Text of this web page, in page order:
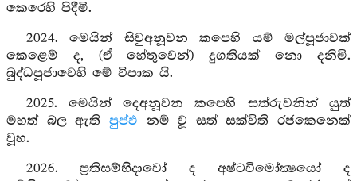
කෙරෙහි පිදීමි.
2024. මෙයින් සිවුඅනූවන කපෙහි යම් මල්පූජාවක්
කෙළෙම් ද, (ඒ හේතුවෙන්) දුගතියක් නො දනිමි.
බුද්ධපූජාවෙහි මේ විපාක යි.
2025. මෙයින් දෙඅනූවන කපෙහි සත්රුවනින් යුත්
මහත් බල ඇති පුප්ඵ නම් වූ සත් සක්විති රජකෙනෙක්
වූහ.
2026. ප්‍රතිසම්භිදාවෝ ද අෂ්ටවිමෝක්‍ෂයෝ ද